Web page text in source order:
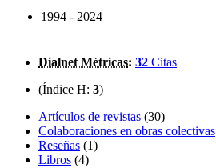
1994 - 2024
Dialnet Métricas: 32 Citas
(Índice H: 3)
Artículos de revistas (30)
Colaboraciones en obras colectivas
Reseñas (1)
Libros (4)